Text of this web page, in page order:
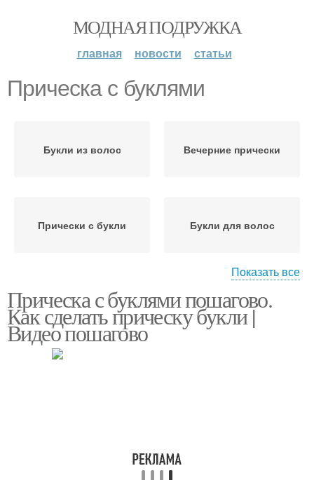
МОДНАЯ ПОДРУЖКА
главная новости статьи
Прическа с буклями
Букли из волос Вечерние прически
Прически с букли Букли для волос
Аксессуары для
прически
Высокая прическа
Показать все
Прическа с буклями пошагово.
Как сделать прическу букли |
Видео пошагово